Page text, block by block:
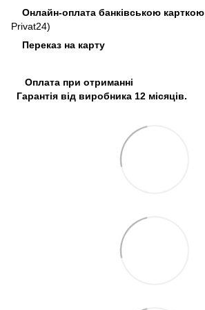
Онлайн-оплата банківською карткою
Privat24)
Переказ на карту
Оплата при отриманні
Гарантія від виробника 12 місяців.